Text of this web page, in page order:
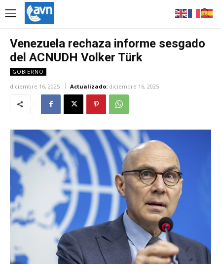
Venezuela rechaza informe sesgado
del ACNUDH Volker Türk
GOBIERNO
diciembre 16, 2025 Actualizado: diciembre 16, 2025